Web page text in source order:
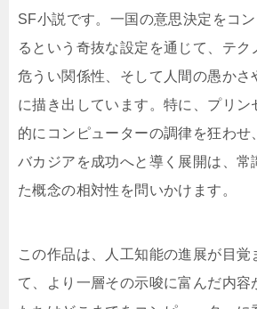
SF小説です。一国の意思決定をコ
るという奇抜な設定を通じて、テク
危うい関係性、そして人間の愚かさ
に描き出しています。特に、プリン
的にコンピューターの調律を狂わせ
バカジアを成功へと導く展開は、常
た概念の相対性を問いかけます。
この作品は、人工知能の進展が目覚
て、より一層その示唆に富んだ内容